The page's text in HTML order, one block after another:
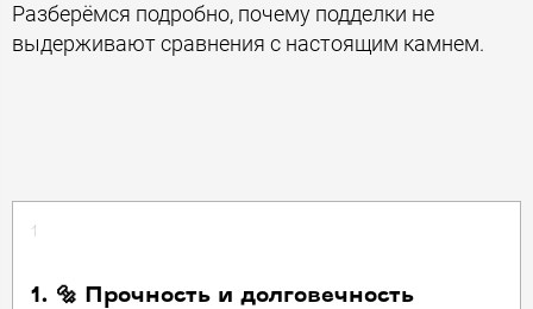
Разберёмся подробно, почему подделки не
выдерживают сравнения с настоящим камнем.
1
1. 🔩 Прочность и долговечность